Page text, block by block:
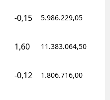
-0,15 5.986.229,05
1,60 11.383.064,50
-0,12 1.806.716,00